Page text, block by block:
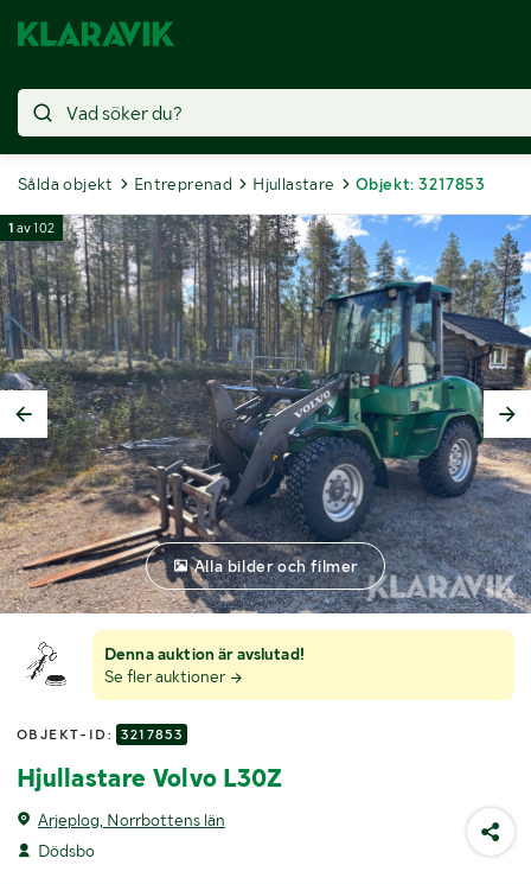
Sålda objekt Entreprenad Hjullastare Objekt: 3217853
Denna auktion är avslutad!
Se fler auktioner
OBJEKT-ID: 3217853
Hjullastare Volvo L30Z
Arjeplog, Norrbottens län
Dödsbo
1 av102
Alla bilder och filmer